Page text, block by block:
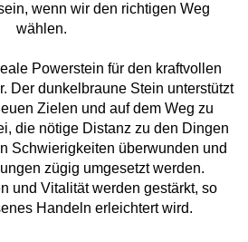
wenn wir den richtigen Weg
wählen.
Powerstein für den kraftvollen
Der dunkelbraune Stein unterstützt
Zielen und auf dem Weg zu
die nötige Distanz zu den Dingen
Schwierigkeiten überwunden und
zügig umgesetzt werden.
und Vitalität werden gestärkt, so
Handeln erleichtert wird.